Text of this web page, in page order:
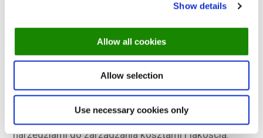
Show details
Allow all cookies
Allow selection
Use necessary cookies only
Słuchasz mnie?
Ten gwałtowny wzrost cen spowodowany warunkami
pogodowymi jest aktualnym przypomnieniem o
konieczności przeglądu umów z dostawcami i cen w
menu. Zrównoważony rozwój i lokalne źródła
zaopatrzenia mogą stać się jeszcze ważniejszymi
narzędziami do zarządzania kosztami i jakością.